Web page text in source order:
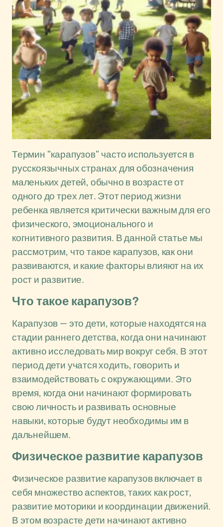
Термин "карапузов" часто используется в
русскоязычных странах для обозначения
маленьких детей, обычно в возрасте от
одного до трех лет. Этот период жизни
ребенка является критически важным для его
физического, эмоционального и
когнитивного развития. В данной статье мы
рассмотрим, что такое карапузов, как они
развиваются, и какие факторы влияют на их
рост и развитие.
Что такое карапузов?
Карапузов — это дети, которые находятся на
стадии раннего детства, когда они начинают
активно исследовать мир вокруг себя. В этот
период дети учатся ходить, говорить и
взаимодействовать с окружающими. Это
время, когда они начинают формировать
свою личность и развивать основные
навыки, которые будут необходимы им в
дальнейшем.
Физическое развитие карапузов
Физическое развитие карапузов включает в
себя множество аспектов, таких как рост,
развитие моторики и координации движений.
В этом возрасте дети начинают активно